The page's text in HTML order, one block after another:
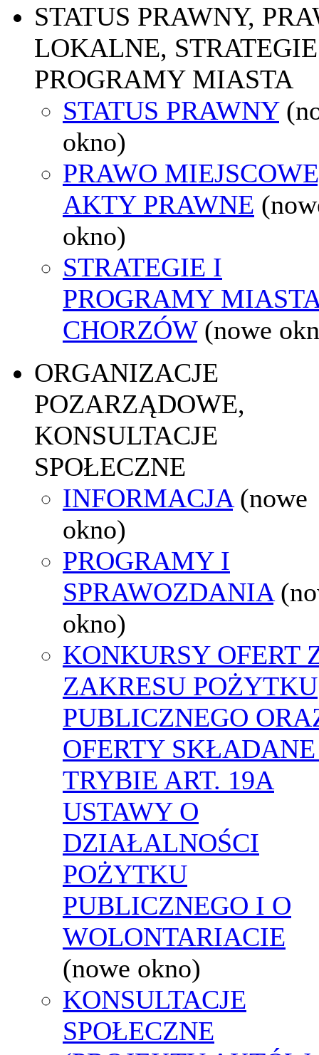
STATUS PRAWNY,
LOKALNE,
PROGRAMY MIASTA
STATUS PRAWNY
okno)
PRAWO
AKTY PRAWNE
okno)
STRATEGIE I
PROGRAMY
CHORZÓW (nowe
ORGANIZACJE
POZARZĄDOWE,
KONSULTACJE
SPOŁECZNE
INFORMACJA (nowe
okno)
PROGRAMY I
SPRAWOZDANIA
okno)
KONKURSY OFERT
ZAKRESU POŻYTKU
PUBLICZNEGO
OFERTY
TRYBIE ART. 19A
USTAWY O
DZIAŁALNOŚCI
POŻYTKU
PUBLICZNEGO I O
WOLONTARIACIE
(nowe okno)
KONSULTACJE
SPOŁECZNE